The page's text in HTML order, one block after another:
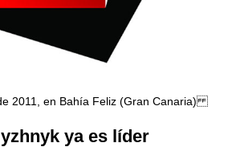
2011, en Bahía Feliz (Gran Canaria)
ya es líder